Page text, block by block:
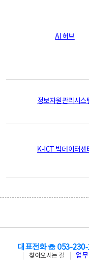
AI 허브
정보자원관리시스
K-ICT 빅데이터센
대표전화 ☏ 053-
찾아오시는 길
업